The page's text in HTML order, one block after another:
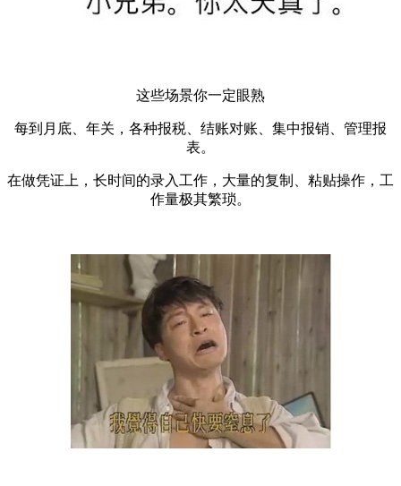
这些场景你一定眼熟
每到月底、年关，各种报税、结账对账、集中报销、管理报
表。
在做凭证上，长时间的录入工作，大量的复制、粘贴操作，工
作量极其繁琐。